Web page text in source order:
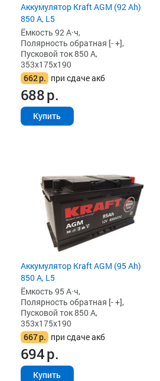
Аккумулятор Kraft AGM (92 Ah)
850 А, L5
Ёмкость 92 А·ч,
Полярность обратная [- +],
Пусковой ток 850 А,
353x175x190
662р. при сдаче акб
688р.
Купить
Аккумулятор Kraft AGM (95 Ah)
850 А, L5
Ёмкость 95 А·ч,
Полярность обратная [- +],
Пусковой ток 850 А,
353x175x190
667р. при сдаче акб
694р.
Купить